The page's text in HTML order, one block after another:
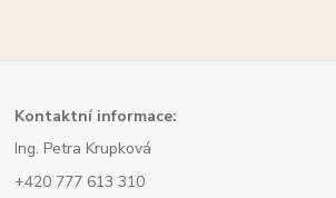
Kontaktní informace:
Ing. Petra Krupková
+420 777 613 310